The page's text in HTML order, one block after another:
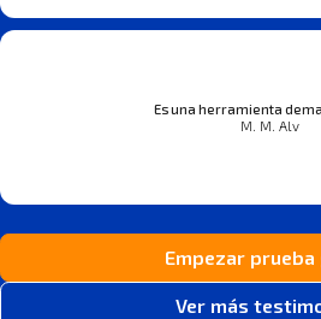
Es una herramienta
M. M. Alv
Empezar
Ver más